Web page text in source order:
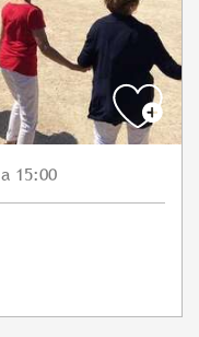
a 15:00